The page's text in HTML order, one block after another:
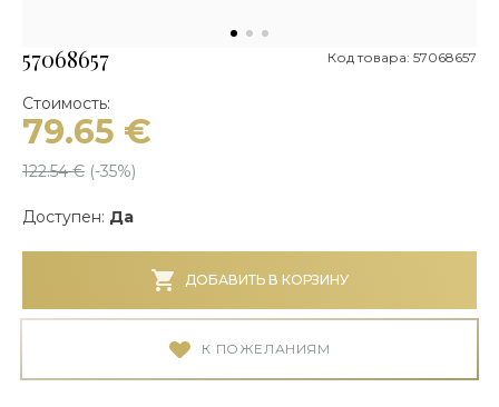
57068657 Код товара: 57068657
Стоимость:
79.65 €
122.54€ (-35%)
Доступен: Да
ДОБАВИТЬ В КОРЗИНУ
К ПОЖЕЛАНИЯМ